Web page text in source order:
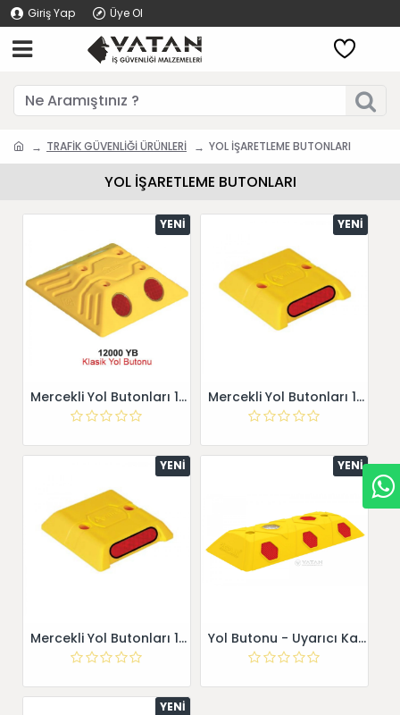
Giriş Yap Üye Ol
TRAFİK GÜVENLİĞİ ÜRÜNLERİ YOL İŞARETLEME BUTONLARI
YOL İŞARETLEME BUTONLARI
YENI
Mercekli Yol Butonları 12000 YB
YENI
Mercekli Yol Butonları 12005-1 YB
YENI
Mercekli Yol Butonları 12005-1 YB
YENI
Yol Butonu - Uyarıcı Kasis
YENI